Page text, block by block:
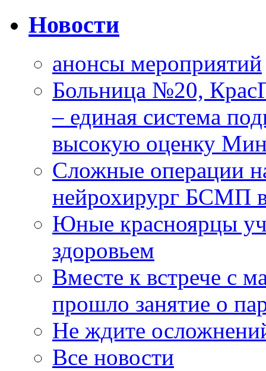
Новости
анонсы мероприятий
Больница №20,
– единая система
высокую оценку
Сложные операции
нейрохирург БСМП
Юные красноярцы
здоровьем
Вместе к встрече с
прошло занятие о
Не ждите
Все новости